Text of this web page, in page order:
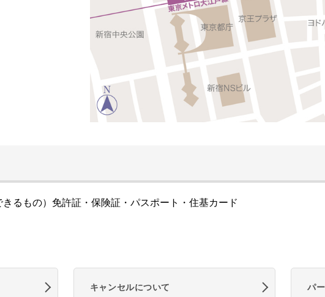
るもの）免許証・保険証・パスポート・住基カード
キャンセルについて パ